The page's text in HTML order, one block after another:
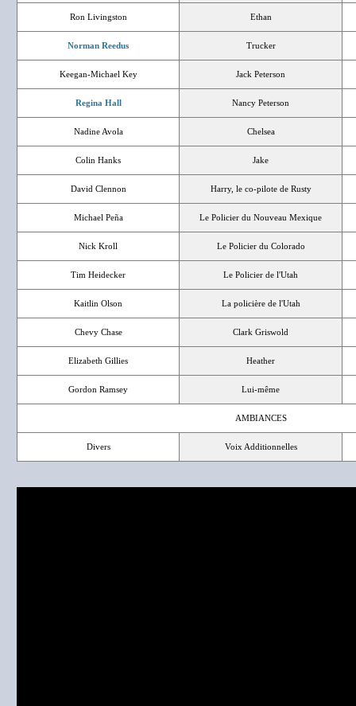
Ron Livingston Ethan
Norman Reedus Trucker
Keegan-Michael Key Jack Peterson
Regina Hall Nancy Peterson
Nadine Avola Chelsea
Colin Hanks Jake
David Clennon Harry, le co-pilote de Rusty
Michael Peña Le Policier du Nouveau Mexique
Nick Kroll Le Policier du Colorado
Tim Heidecker Le Policier de l'Utah
Kaitlin Olson La policière de l'Utah
Chevy Chase Clark Griswold
Elizabeth Gillies Heather
Gordon Ramsey Lui-même
AMBIANCES
Divers Voix Additionnelles